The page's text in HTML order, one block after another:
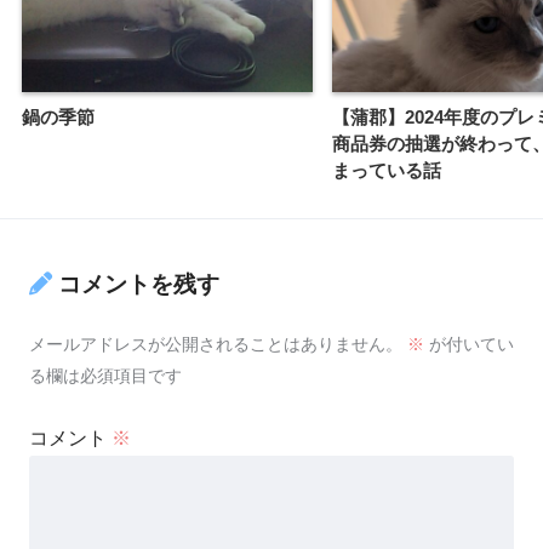
鍋の季節
【蒲郡】2024年度のプレ
商品券の抽選が終わって
まっている話
コメントを残す
メールアドレスが公開されることはありません。 ※ が付いてい
る欄は必須項目です
コメント ※